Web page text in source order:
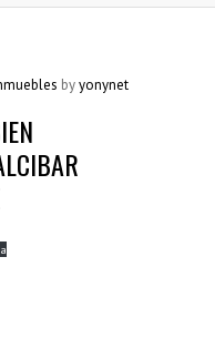
byyonynet